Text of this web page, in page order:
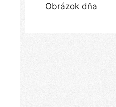
Obrázok dňa